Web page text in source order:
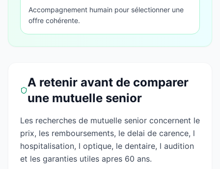
Accompagnement humain pour sélectionner une
offre cohérente.
A retenir avant de comparer
une mutuelle senior
Les recherches de mutuelle senior concernent le
prix, les remboursements, le delai de carence, l
hospitalisation, l optique, le dentaire, l audition
et les garanties utiles apres 60 ans.